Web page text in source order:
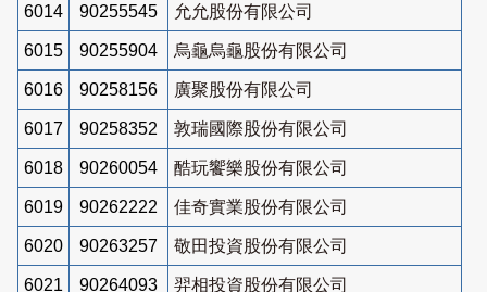
6014 90255545 允允股份有限公司
6015 90255904 烏龜烏龜股份有限公司
6016 90258156 廣聚股份有限公司
6017 90258352 敦瑞國際股份有限公司
6018 90260054 酷玩饗樂股份有限公司
6019 90262222 佳奇實業股份有限公司
6020 90263257 敬田投資股份有限公司
6021 90264093 羿相投資股份有限公司